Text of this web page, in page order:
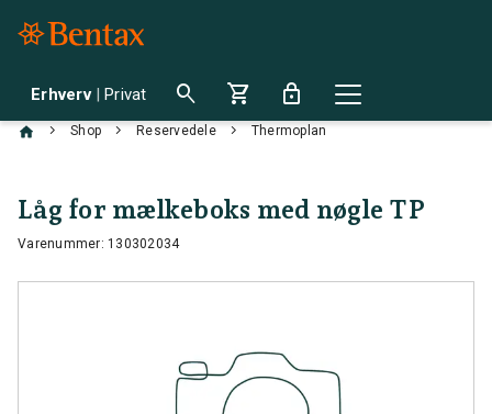
Erhverv | Privat search shopping_cart lock
chevron_right Shop chevron_right Reservedele chevron_right Thermoplan
Låg for mælkeboks med nøgle TP
Varenummer: 130302034